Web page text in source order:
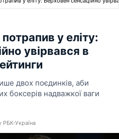
у еліту:
увірвався в
двох поєдинків, аби
боксерів надважкої ваги
РБК-Україна